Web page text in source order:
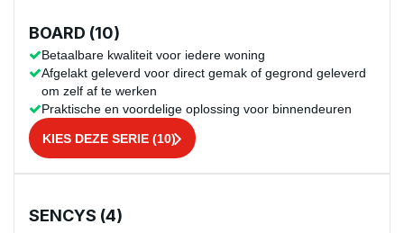
BOARD (10)
Betaalbare kwaliteit voor iedere woning
Afgelakt geleverd voor direct gemak of gegrond geleverd
om zelf af te werken
Praktische en voordelige oplossing voor binnendeuren
KIES DEZE SERIE (10)
SENCYS (4)